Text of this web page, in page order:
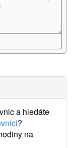
a hledáte
?
na